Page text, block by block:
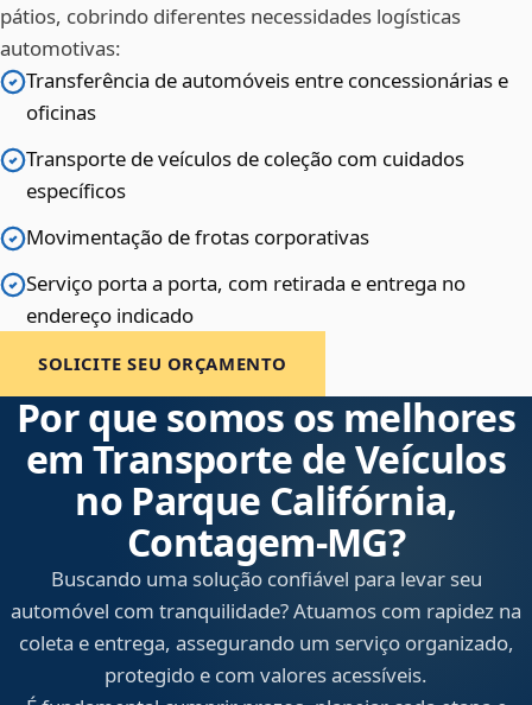
pátios, cobrindo diferentes necessidades logísticas
automotivas:
Transferência de automóveis entre concessionárias e
oficinas
Transporte de veículos de coleção com cuidados
específicos
Movimentação de frotas corporativas
Serviço porta a porta, com retirada e entrega no
endereço indicado
SOLICITE SEU ORÇAMENTO
Por que somos os melhores
em Transporte de Veículos
no Parque Califórnia,
Contagem‑MG?
Buscando uma solução confiável para levar seu
automóvel com tranquilidade? Atuamos com rapidez na
coleta e entrega, assegurando um serviço organizado,
protegido e com valores acessíveis.